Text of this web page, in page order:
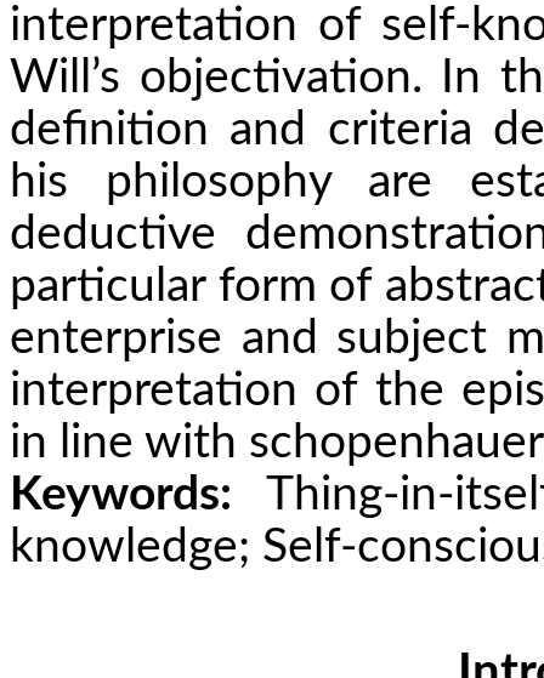
interpretation of self-
Will’s objectivation. In
definition and criteria
his philosophy are
deductive
particular form of
enterprise and subject
interpretation of the
in line with
Keywords: Thing-in-
knowledge; Self-